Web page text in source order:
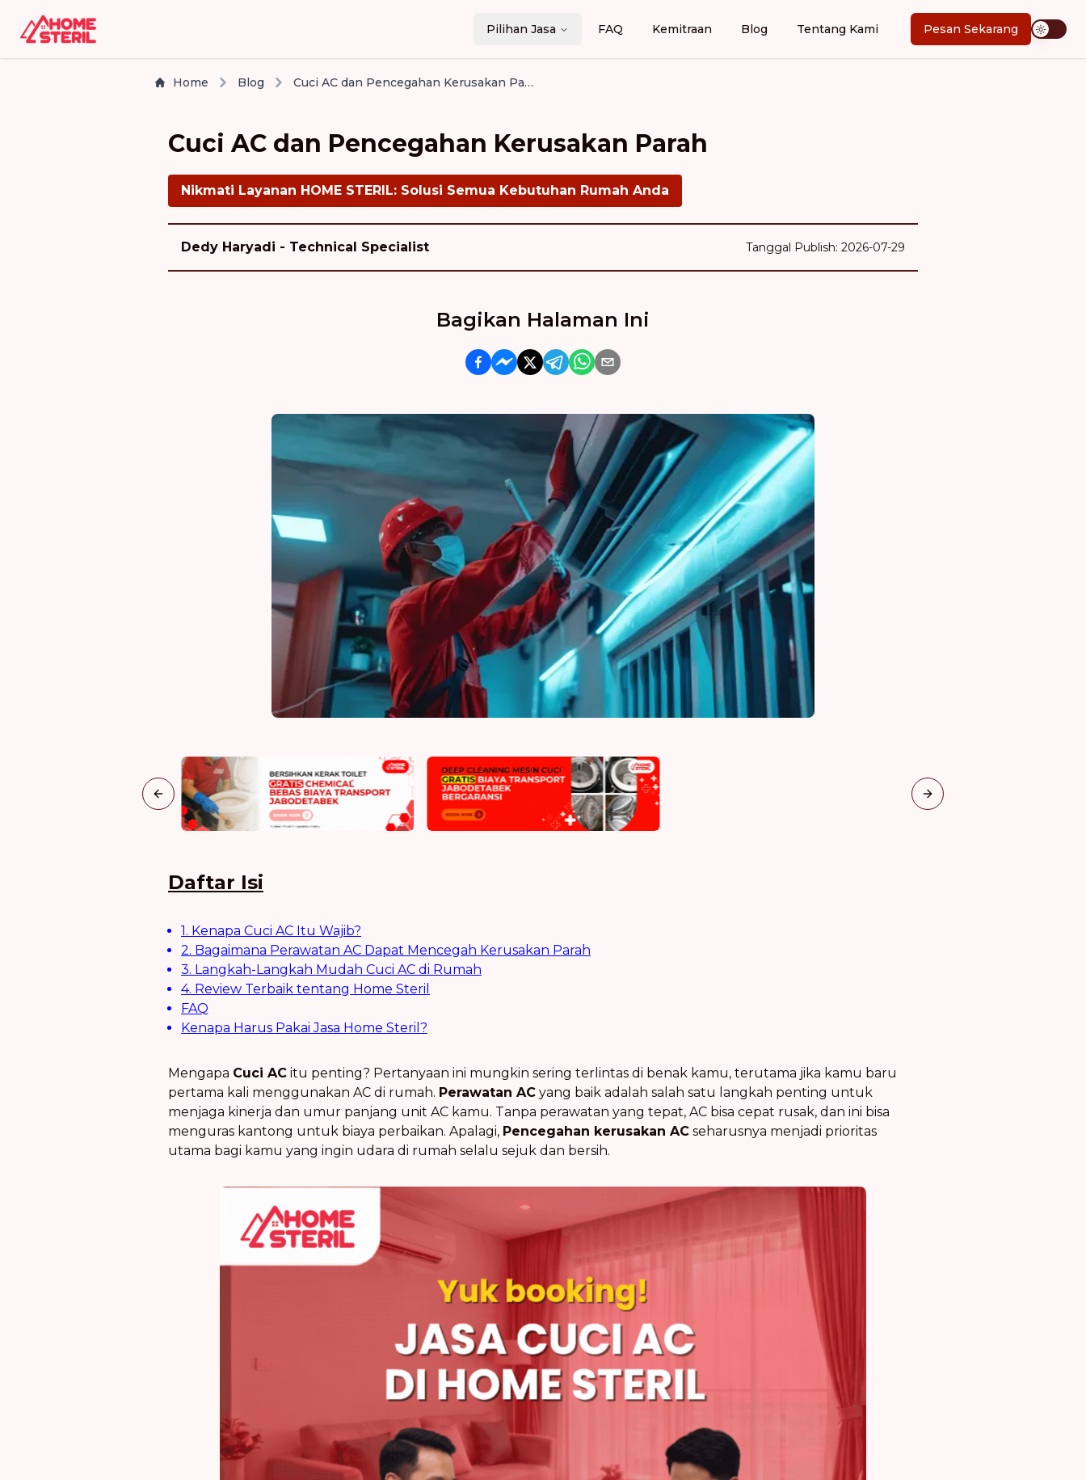
Pilihan Jasa FAQ Kemitraan Blog Tentang Kami Pesan Sekarang
Home Blog Cuci AC dan Pencegahan Kerusakan Parah
Cuci AC dan Pencegahan Kerusakan Parah
Nikmati Layanan HOME STERIL: Solusi Semua Kebutuhan Rumah Anda
Dedy Haryadi - Technical Specialist Tanggal Publish: 2026-07-29
Bagikan Halaman Ini
Previous slide Next slide
Daftar Isi
1. Kenapa Cuci AC Itu Wajib?
2. Bagaimana Perawatan AC Dapat Mencegah Kerusakan Parah
3. Langkah-Langkah Mudah Cuci AC di Rumah
4. Review Terbaik tentang Home Steril
FAQ
Kenapa Harus Pakai Jasa Home Steril?
Mengapa Cuci AC itu penting? Pertanyaan ini mungkin sering terlintas di benak kamu, terutama jika kamu baru
pertama kali menggunakan AC di rumah. Perawatan AC yang baik adalah salah satu langkah penting untuk
menjaga kinerja dan umur panjang unit AC kamu. Tanpa perawatan yang tepat, AC bisa cepat rusak, dan ini bisa
menguras kantong untuk biaya perbaikan. Apalagi, Pencegahan kerusakan AC seharusnya menjadi prioritas
utama bagi kamu yang ingin udara di rumah selalu sejuk dan bersih.